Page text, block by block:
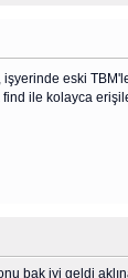
işyerinde eski
ile kolayca
bak iyi geldi